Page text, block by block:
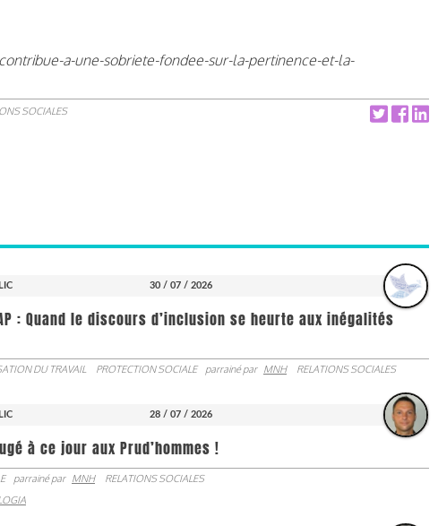
a-une-sobriete-fondee-sur-la-pertinence-et-la-
SOCIALES
30 / 07 / 2026
: Quand le discours d’inclusion se heurte aux inégalités
DU TRAVAIL PROTECTION SOCIALE parrainé par MNH RELATIONS SOCIALES
28 / 07 / 2026
à ce jour aux Prud’hommes !
parrainé par MNH
RELATIONS SOCIALES